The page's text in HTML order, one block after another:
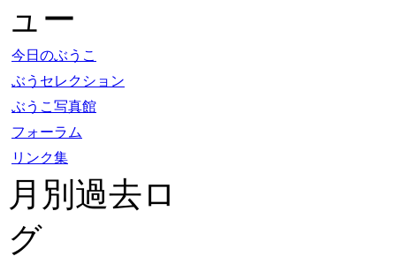
ュー
今日のぶうこ
ぶうセレクション
ぶうこ写真館
フォーラム
リンク集
月別過去ロ
グ